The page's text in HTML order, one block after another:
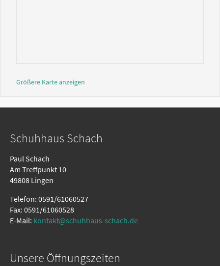
Größere Karte anzeigen
Schuhhaus Schach
Paul Schach
Am Treffpunkt 10
49808 Lingen
Telefon: 0591/61060527
Fax: 0591/61060528
E-Mail: kontakt@schuhhaus-schach.de
Unsere Öffnungszeiten